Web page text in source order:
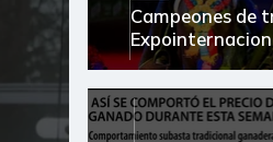
Azúcar
Azúcar morena
Azúcar refinada
Campeones de